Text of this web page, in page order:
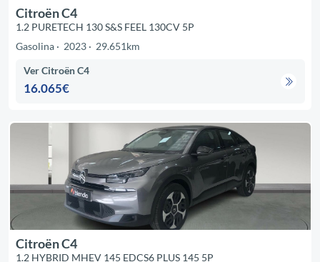
Citroën C4
1.2 PURETECH 130 S&S FEEL 130CV 5P
Gasolina
2023 29.651km
Ver Citroën C4
16.065€
Citroën C4
1.2 HYBRID MHEV 145 EDCS6 PLUS 145 5P